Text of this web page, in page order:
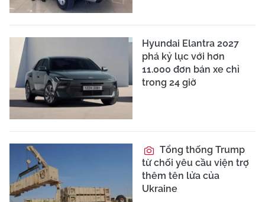
Hyundai Elantra 2027
phá kỷ lục với hơn
11.000 đơn bán xe chỉ
trong 24 giờ
Tổng thống Trump
từ chối yêu cầu viện trợ
thêm tên lửa của
Ukraine